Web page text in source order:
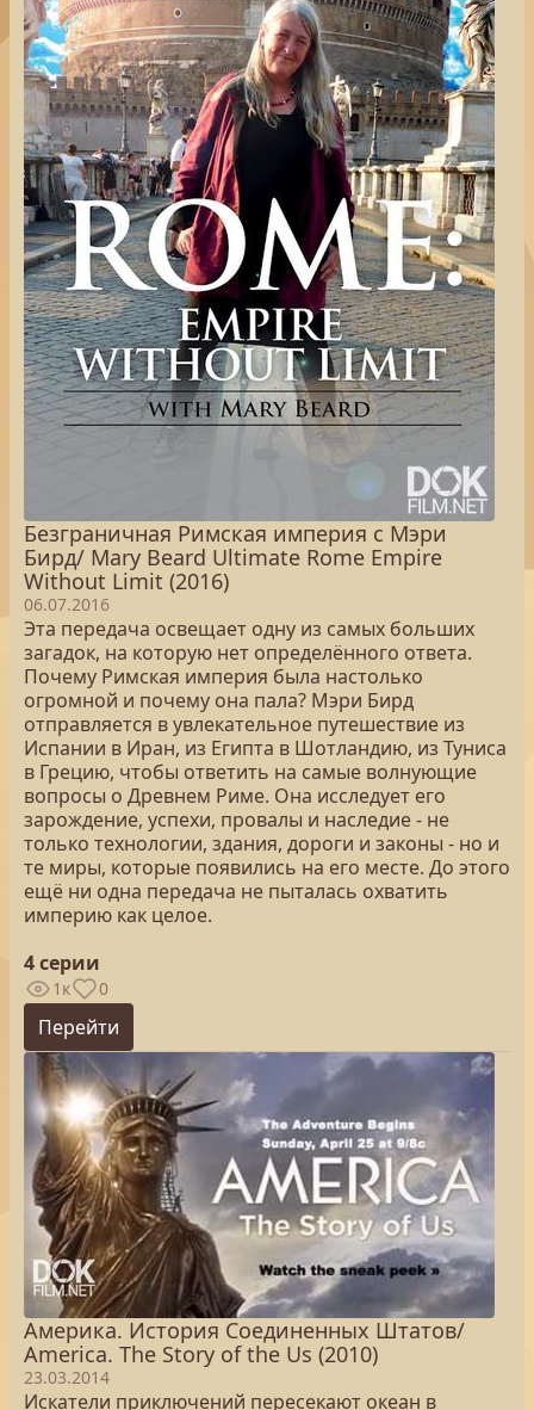
Безграничная Римская империя с Мэри
Бирд/ Mary Beard Ultimate Rome Empire
Without Limit (2016)
06.07.2016
Эта передача освещает одну из самых больших
загадок, на которую нет определённого ответа.
Почему Римская империя была настолько
огромной и почему она пала? Мэри Бирд
отправляется в увлекательное путешествие из
Испании в Иран, из Египта в Шотландию, из Туниса
в Грецию, чтобы ответить на самые волнующие
вопросы о Древнем Риме. Она исследует его
зарождение, успехи, провалы и наследие - не
только технологии, здания, дороги и законы - но и
те миры, которые появились на его месте. До этого
ещё ни одна передача не пыталась охватить
империю как целое.
4 серии
1к 0
Перейти
Америка. История Соединенных Штатов/
America. The Story of the Us (2010)
23.03.2014
Искатели приключений пересекают океан в